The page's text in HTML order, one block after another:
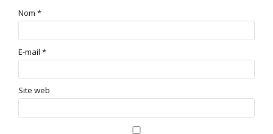
Nom *
E-mail *
Site web